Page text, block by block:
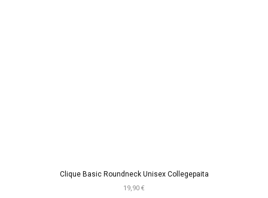
Clique Basic Roundneck Unisex Collegepaita
19,90 €